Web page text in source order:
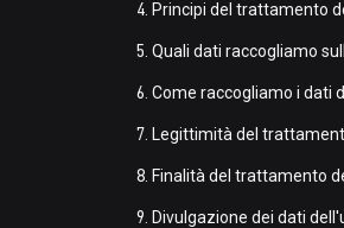
Principi del trattamento
Quali dati raccogliamo
Come raccogliamo i dati
Legittimità del
Finalità del trattamento
Divulgazione dei dati